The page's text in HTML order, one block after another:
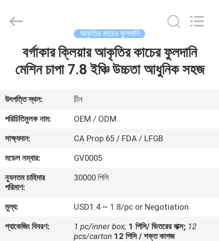
ভিডিও
আমাদের
সম্পর্কে
ভ্রমণ
PRODUCTS
আকৃতির কাচের ফুলদানি
বর্গাকার ক্লিয়ার আকৃতির কাচের ফুলদানি
মেশিন চাপা 7.8 ইঞ্চি উচ্চতা আধুনিক সহজ
উৎপত্তি স্থল:
চীন
পরিচিতিমুলক নাম:
OEM / ODM
সাক্ষ্যদান:
CA Prop 65 / FDA / LFGB
মডেল নম্বার:
GV0005
ন্যূনতম চাহিদার
পরিমাণ:
30000 পিসি
মূল্য:
USD1.4 ~ 1.8/pc or Negotiation
প্যাকেজিং বিবরণ:
1 pc/inner box; 1 পিসি/ ভিতরের বাক্স; 12
pcs/carton 12 পিসি / শক্ত কাগজ